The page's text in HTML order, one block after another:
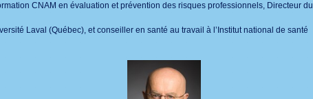
CNAM en évaluation et prévention des risques professionnels, Directeur du
Laval (Québec), et conseiller en santé au travail à l’Institut national de santé